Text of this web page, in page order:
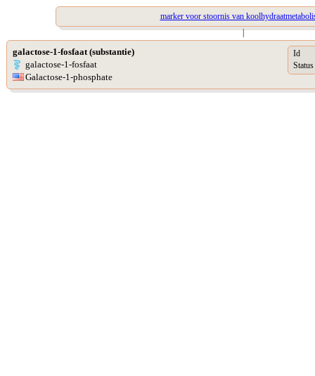
marker voor stoornis van
|
galactose-1-fosfaat (substantie)
galactose-1-fosfaat
Galactose-1-phosphate
Id
Status